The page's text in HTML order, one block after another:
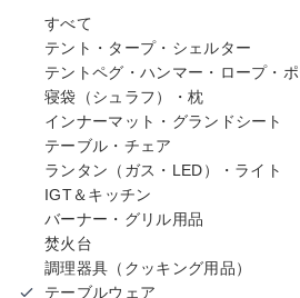
すべて
テント・タープ・シェルター
テントペグ・ハンマー・ロープ・
寝袋（シュラフ）・枕
インナーマット・グランドシート
テーブル・チェア
ランタン（ガス・LED）・ライト
IGT＆キッチン
バーナー・グリル用品
焚火台
調理器具（クッキング用品）
テーブルウェア